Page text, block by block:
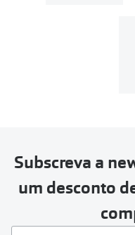
Subscreva a
um desconto